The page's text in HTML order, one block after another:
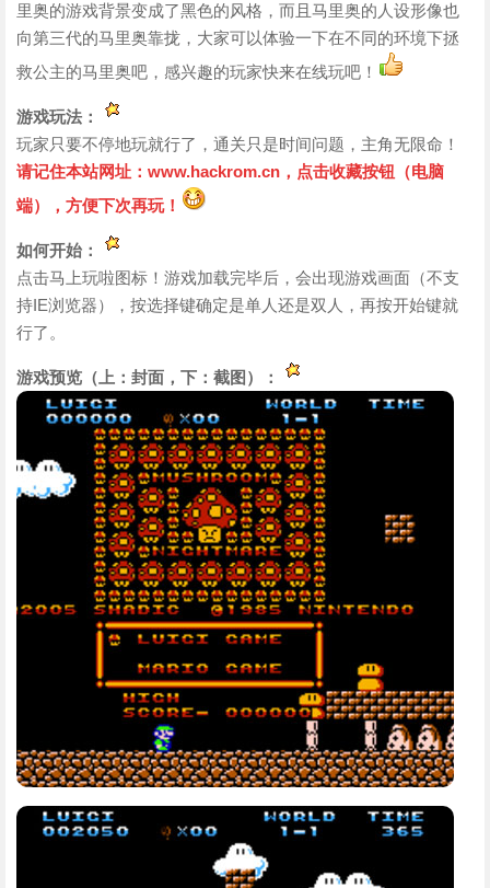
里奥的游戏背景变成了黑色的风格，而且马里奥的人设形像也
向第三代的马里奥靠拢，大家可以体验一下在不同的环境下拯
救公主的马里奥吧，感兴趣的玩家快来在线玩吧！
游戏玩法：
玩家只要不停地玩就行了，通关只是时间问题，主角无限命！
请记住本站网址：www.hackrom.cn，点击收藏按钮（电脑
端），方便下次再玩！
如何开始：
点击马上玩啦图标！游戏加载完毕后，会出现游戏画面（不支
持IE浏览器），按选择键确定是单人还是双人，再按开始键就
行了。
游戏预览（上：封面，下：截图）：